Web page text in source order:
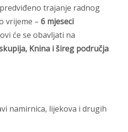
trajanje radnog
vrijeme – 6 mjeseci
će se obavljati na
Knina i šireg područja
namirnica, lijekova i drugih